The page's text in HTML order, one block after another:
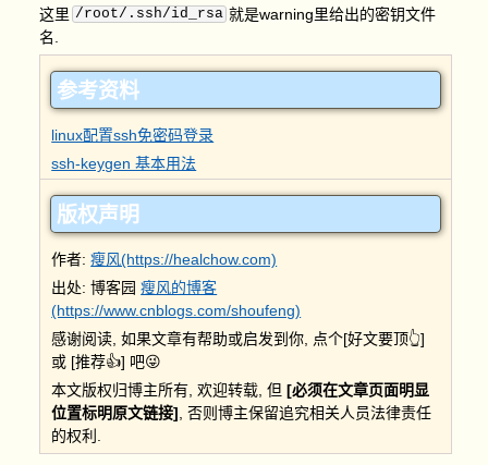
这里 /root/.ssh/id_rsa 就是warning里给出的密钥文件
名.
参考资料
linux配置ssh免密码登录
ssh-keygen 基本用法
版权声明
作者:瘦风(https://healchow.com)
出处: 博客园瘦风的博客
(https://www.cnblogs.com/shoufeng)
感谢阅读, 如果文章有帮助或启发到你, 点个[好文要顶👆]
或 [推荐👍] 吧😜
本文版权归博主所有, 欢迎转载, 但[必须在文章页面明显
位置标明原文链接] , 否则博主保留追究相关人员法律责任
的权利.